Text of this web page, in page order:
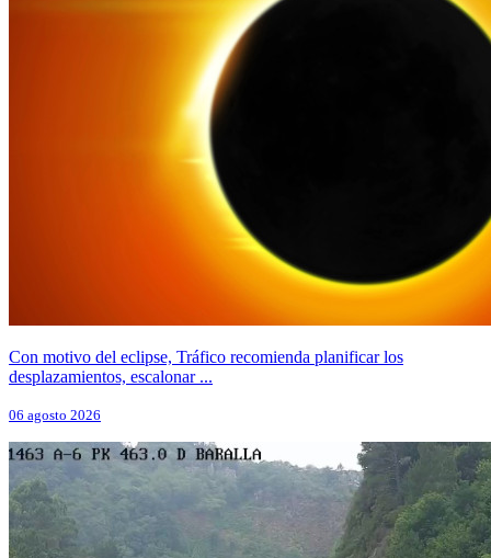
Con motivo del eclipse, Tráfico recomienda planificar los
desplazamientos, escalonar ...
06 agosto 2026